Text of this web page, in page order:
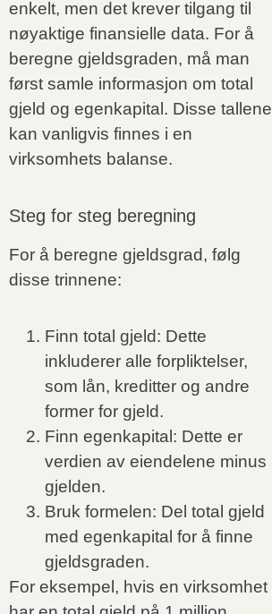
enkelt, men det krever tilgang til
nøyaktige finansielle data. For å
beregne gjeldsgraden, må man
først samle informasjon om total
gjeld og egenkapital. Disse tallene
kan vanligvis finnes i en
virksomhets balanse.
Steg for steg beregning
For å beregne gjeldsgrad, følg
disse trinnene:
Finn total gjeld: Dette
inkluderer alle forpliktelser,
som lån, kreditter og andre
former for gjeld.
Finn egenkapital: Dette er
verdien av eiendelene minus
gjelden.
Bruk formelen: Del total gjeld
med egenkapital for å finne
gjeldsgraden.
For eksempel, hvis en virksomhet